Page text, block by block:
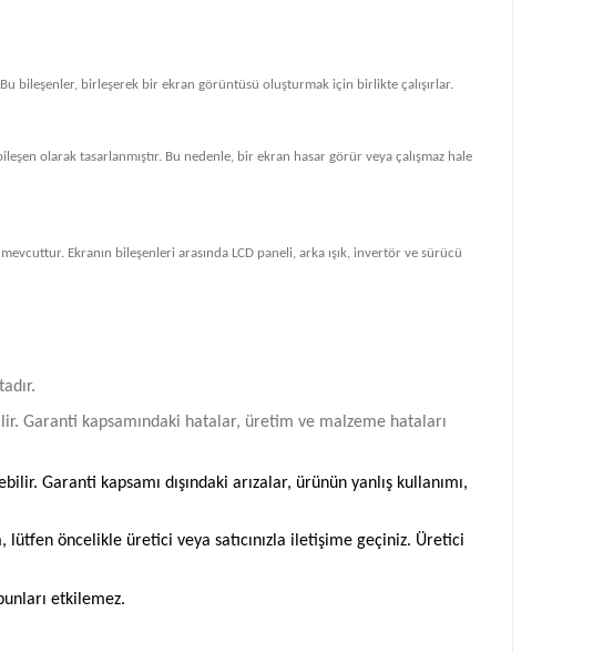
bileşenler, birleşerek bir ekran görüntüsü oluşturmak için birlikte çalışırlar.
olarak tasarlanmıştır. Bu nedenle, bir ekran hasar görür veya çalışmaz hale
Ekranın bileşenleri arasında LCD paneli, arka ışık, invertör ve sürücü
Garanti kapsamındaki hatalar, üretim ve malzeme hataları
Garanti kapsamı dışındaki arızalar, ürünün yanlış kullanımı,
lütfen öncelikle üretici veya satıcınızla iletişime geçiniz. Üretici
etkilemez.